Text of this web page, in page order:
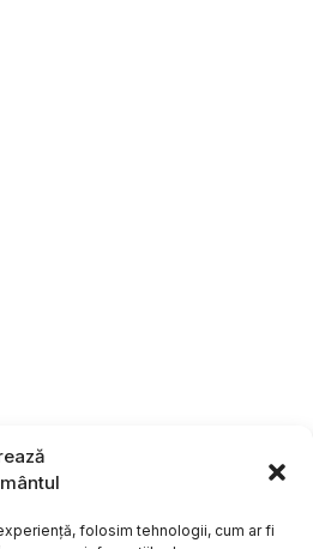
folosim tehnologii, cum ar fi